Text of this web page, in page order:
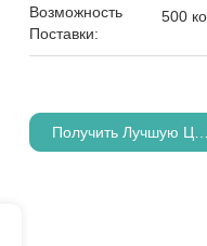
Возможность
Поставки:
500
Получить Лучшую